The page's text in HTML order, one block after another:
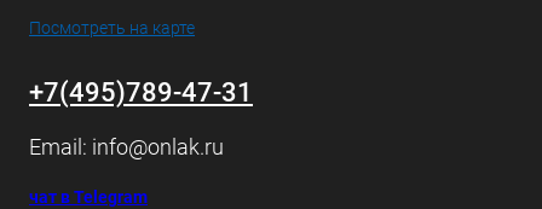
Посмотреть на карте
+7(495)789-47-31
Email: info@onlak.ru
чат в Telegram